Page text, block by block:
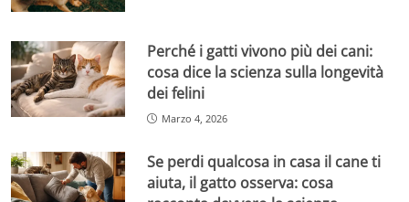
Perché i gatti vivono più dei cani:
cosa dice la scienza sulla longevità
dei felini
Marzo 4, 2026
Se perdi qualcosa in casa il cane ti
aiuta, il gatto osserva: cosa